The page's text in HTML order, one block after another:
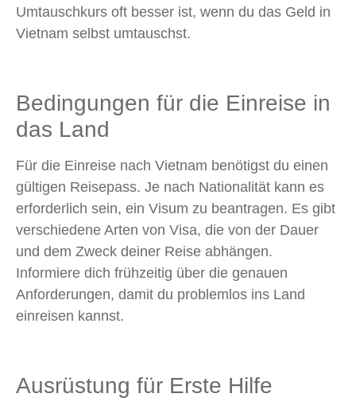
Umtauschkurs oft besser ist, wenn du das Geld in
Vietnam selbst umtauschst.
Bedingungen für die Einreise in
das Land
Für die Einreise nach Vietnam benötigst du einen
gültigen Reisepass. Je nach Nationalität kann es
erforderlich sein, ein Visum zu beantragen. Es gibt
verschiedene Arten von Visa, die von der Dauer
und dem Zweck deiner Reise abhängen.
Informiere dich frühzeitig über die genauen
Anforderungen, damit du problemlos ins Land
einreisen kannst.
Ausrüstung für Erste Hilfe